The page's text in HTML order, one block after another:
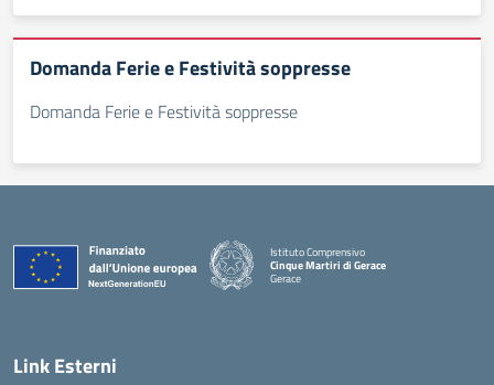
Domanda Ferie e Festività soppresse
Domanda Ferie e Festività soppresse
Istituto Comprensivo
Cinque Martiri di Gerace
Gerace
Link Esterni